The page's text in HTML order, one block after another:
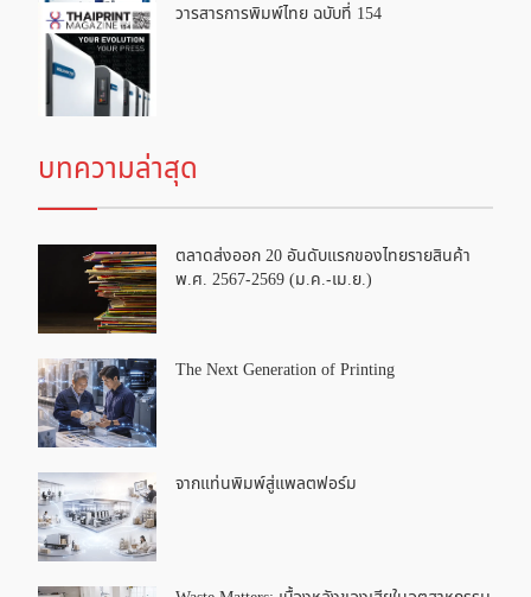
วารสารการพิมพ์ไทย ฉบับที่ 154
บทความล่าสุด
ตลาดส่งออก 20 อันดับแรกของไทยรายสินค้า
พ.ศ. 2567-2569 (ม.ค.-เม.ย.)
The Next Generation of Printing
จากแท่นพิมพ์สู่แพลตฟอร์ม